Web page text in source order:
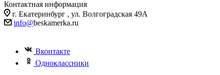
Контактная информация
г. Екатеринбург , ул. Волгоградская 49А
info@beskamerka.ru
Вконтакте
Одноклассники